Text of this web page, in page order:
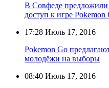
В Совфеде предложили
доступ к игре Pokemon
17:28 Июль 17, 2016
Pokemon Go
молодёжи на выборы
08:40 Июль 17, 2016